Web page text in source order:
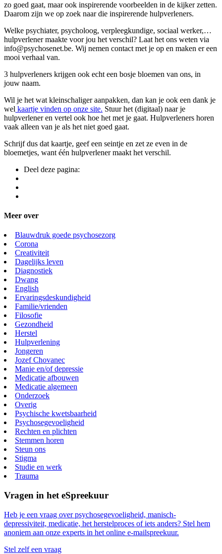
zo goed gaat, maar ook inspirerende voorbeelden in de kijker zetten.
Daarom zijn we op zoek naar die inspirerende hulpverleners.
Welke psychiater, psycholoog, verpleegkundige, sociaal werker,…
hulpverlener maakte voor jou het verschil? Laat het ons weten via
info@psychosenet.be. Wij nemen contact met je op en maken er een
mooi verhaal van.
3 hulpverleners krijgen ook echt een bosje bloemen van ons, in
jouw naam.
Wil je het wat kleinschaliger aanpakken, dan kan je ook een dank je
wel kaartje vinden op onze site. Stuur het (digitaal) naar je
hulpverlener en vertel ook hoe het met je gaat. Hulpverleners horen
vaak alleen van je als het niet goed gaat.
Schrijf dus dat kaartje, geef een seintje en zet ze even in de
bloemetjes, want één hulpverlener maakt het verschil.
Deel deze pagina:
Meer over
Blauwdruk goede psychosezorg
Corona
Creativiteit
Dagelijks leven
Diagnostiek
Dwang
English
Ervaringsdeskundigheid
Familie/vrienden
Filosofie
Gezondheid
Herstel
Hulpverlening
Jongeren
Jozef Chovanec
Manie en/of depressie
Medicatie afbouwen
Medicatie algemeen
Onderzoek
Overig
Psychische kwetsbaarheid
Psychosegevoeligheid
Rechten en plichten
Stemmen horen
Steun ons
Stigma
Studie en werk
Trauma
Vragen in het eSpreekuur
Heb je een vraag over psychosegevoeligheid, manisch-
depressiviteit, medicatie, het herstelproces of iets anders? Stel hem
anoniem aan onze experts in het online e-mailspreekuur.
Stel zelf een vraag